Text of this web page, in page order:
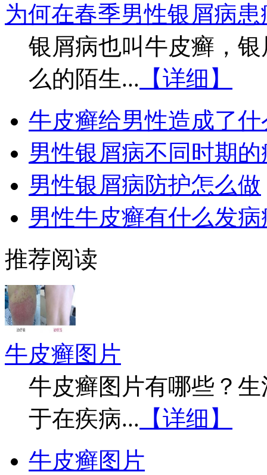
为何在春季男性银屑病
银屑病也叫牛皮癣，
么的陌生... 【详细】
牛皮癣给男性造成了
男性银屑病不同时期
男性银屑病防护怎么做
男性牛皮癣有什么发
推荐阅读
牛皮癣图片
牛皮癣图片有哪些？
于在疾病... 【详细】
牛皮癣图片